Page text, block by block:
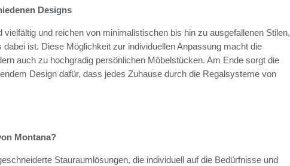
Designs
und reichen von minimalistischen bis hin zu ausgefallenen Stilen,
ist. Diese Möglichkeit zur individuellen Anpassung macht die
auch zu hochgradig persönlichen Möbelstücken. Am Ende sorgt die
Design dafür, dass jedes Zuhause durch die Regalsysteme von
Montana?
Stauraumlösungen, die individuell auf die Bedürfnisse und